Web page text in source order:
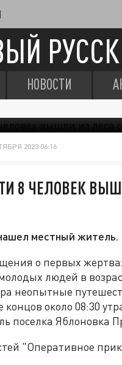
НОВОСТИ
2023 06:16
8 ЧЕЛОВЕК
местный житель.
о первых
людей в
неопытные
около 08:30
поселка Яблоновка
"Оперативное